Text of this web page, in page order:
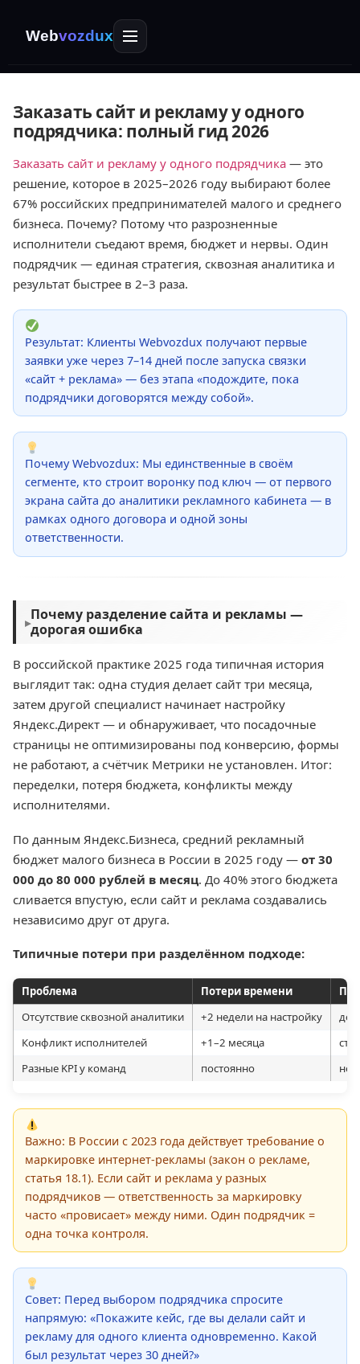
Webvozdux
Заказать сайт и рекламу у одного
подрядчика: полный гид 2026
Заказать сайт и рекламу у одного подрядчика — это
решение, которое в 2025–2026 году выбирают более
67% российских предпринимателей малого и среднего
бизнеса. Почему? Потому что разрозненные
исполнители съедают время, бюджет и нервы. Один
подрядчик — единая стратегия, сквозная аналитика и
результат быстрее в 2–3 раза.
Результат: Клиенты Webvozdux получают первые
заявки уже через 7–14 дней после запуска связки
«сайт + реклама» — без этапа «подождите, пока
подрядчики договорятся между собой».
Почему Webvozdux: Мы единственные в своём
сегменте, кто строит воронку под ключ — от первого
экрана сайта до аналитики рекламного кабинета — в
рамках одного договора и одной зоны
ответственности.
▸Почему разделение сайта и рекламы —
дорогая ошибка
В российской практике 2025 года типичная история
выглядит так: одна студия делает сайт три месяца,
затем другой специалист начинает настройку
Яндекс.Директ — и обнаруживает, что посадочные
страницы не оптимизированы под конверсию, формы
не работают, а счётчик Метрики не установлен. Итог:
переделки, потеря бюджета, конфликты между
исполнителями.
По данным Яндекс.Бизнеса, средний рекламный
бюджет малого бизнеса в России в 2025 году — от 30
000 до 80 000 рублей в месяц. До 40% этого бюджета
сливается впустую, если сайт и реклама создавались
независимо друг от друга.
Типичные потери при разделённом подходе:
Проблема Потери времени
Отсутствие сквозной аналитики
+2 недели на настройку
до
Конфликт исполнителей
+1–2 месяца
Разные KPI у команд
постоянно
Важно: В России с 2023 года действует требование о
маркировке интернет-рекламы (закон о рекламе,
статья 18.1). Если сайт и реклама у разных
подрядчиков — ответственность за маркировку
часто «провисает» между ними. Один подрядчик =
одна точка контроля.
Совет: Перед выбором подрядчика спросите
напрямую: «Покажите кейс, где вы делали сайт и
рекламу для одного клиента одновременно. Какой
был результат через 30 дней?»